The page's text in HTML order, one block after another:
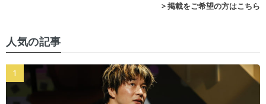
> 掲載をご希望の方はこちら
人気の記事